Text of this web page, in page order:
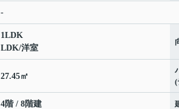
-
1LDK
LDK/洋室
27.45㎡
(
4階 / 8階建